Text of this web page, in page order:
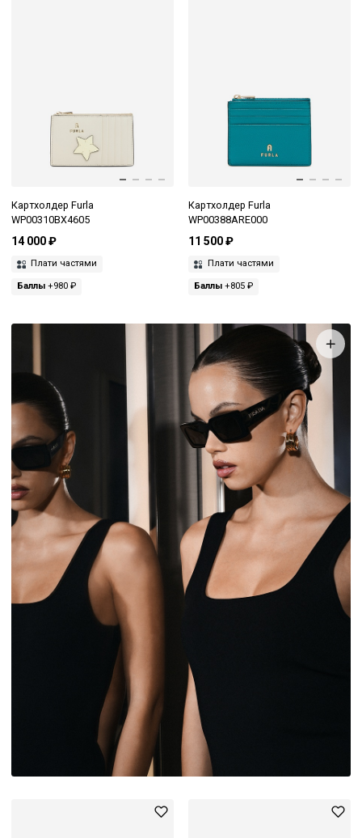
Картхолдер Furla
WP00310BX4605
14 000 ₽
Плати частями
Баллы +980 ₽
Картхолдер Furla
WP00388ARE000
11 500 ₽
Плати частями
Баллы+805 ₽